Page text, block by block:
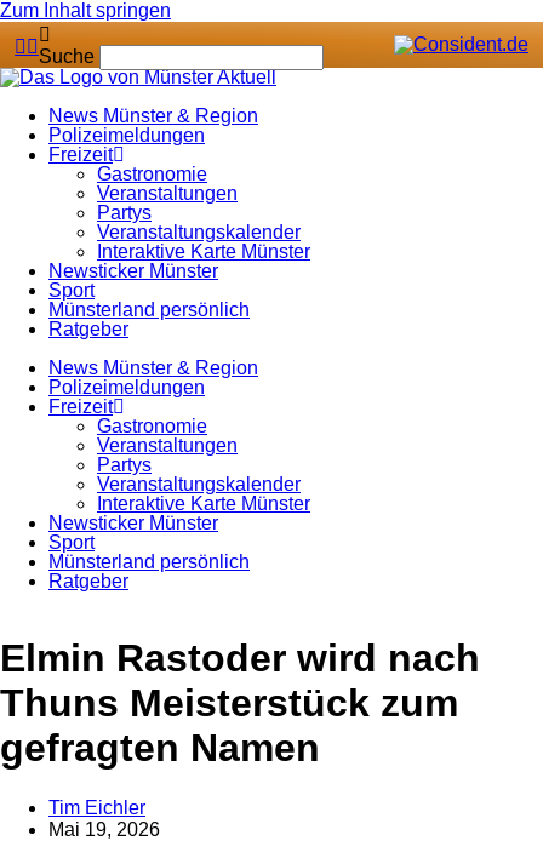
Zum Inhalt springen
Suche
News Münster & Region
Polizeimeldungen
Freizeit
Gastronomie
Veranstaltungen
Partys
Veranstaltungskalender
Interaktive Karte Münster
Newsticker Münster
Sport
Münsterland persönlich
Ratgeber
News Münster & Region
Polizeimeldungen
Freizeit
Gastronomie
Veranstaltungen
Partys
Veranstaltungskalender
Interaktive Karte Münster
Newsticker Münster
Sport
Münsterland persönlich
Ratgeber
Elmin Rastoder wird nach
Thuns Meisterstück zum
gefragten Namen
Tim Eichler
Mai 19, 2026